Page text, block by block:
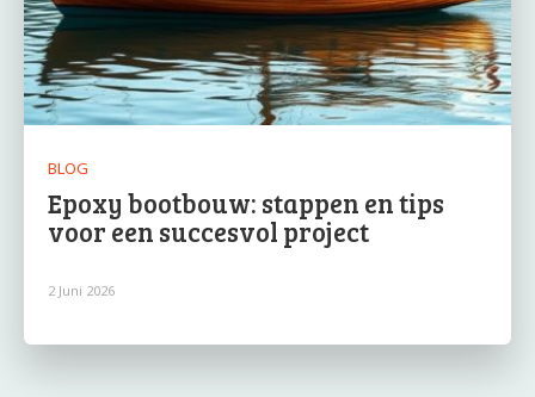
BLOG
Epoxy bootbouw: stappen en tips
voor een succesvol project
2 Juni 2026